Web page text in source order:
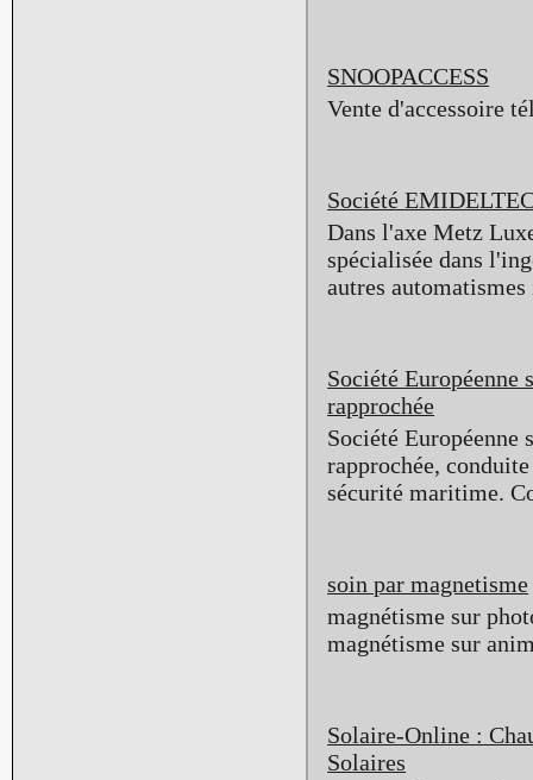
SNOOPACCESS
Vente d'accessoire
Société
Dans l'axe Metz
spécialisée dans
autres
Société Européenne
rapprochée
Société Européenne
rapprochée,
sécurité maritime.
soin par magnetisme
magnétisme sur
magnétisme sur
Solaire-Online :
Solaires